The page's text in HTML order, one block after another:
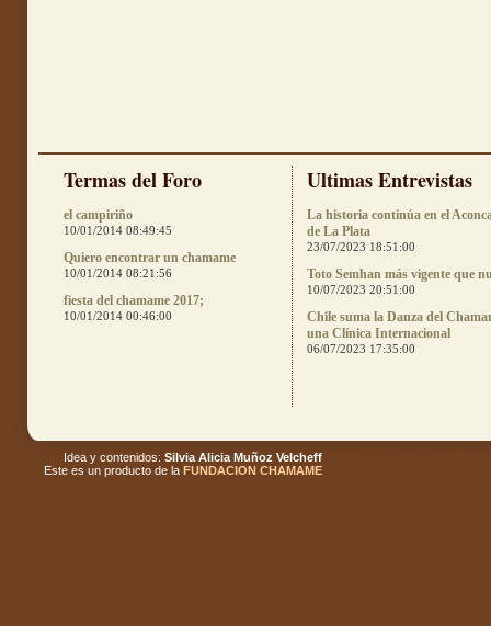
Termas del Foro
el campiriño
10/01/2014 08:49:45
Quiero encontrar un chamame
10/01/2014 08:21:56
fiesta del chamame 2017;
10/01/2014 00:46:00
Ultimas Entrevistas
La historia continúa en el
de La Plata
23/07/2023 18:51:00
Toto Semhan más vigente que
10/07/2023 20:51:00
Chile suma la Danza del
una Clínica Internacional
06/07/2023 17:35:00
Idea y contenidos: Silvia Alicia Muñoz Velcheff
Este es un producto de la FUNDACION CHAMAME